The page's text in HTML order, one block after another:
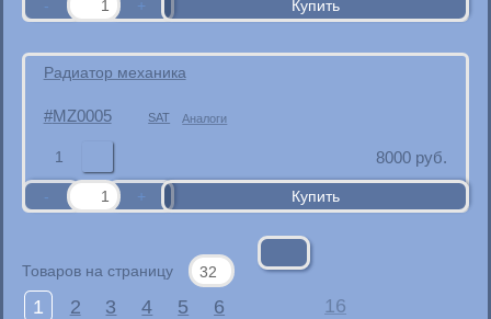
Радиатор механика
MZ0005 SAT Аналоги
1 8000 руб.
Товаров на страницу
1 2 3 4 5 6 16